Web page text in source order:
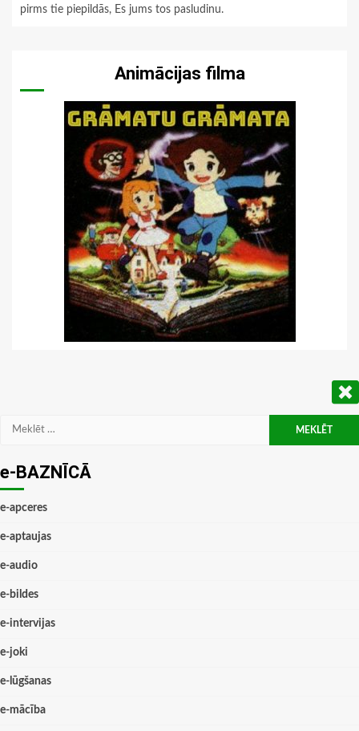
pirms tie piepildās, Es jums tos pasludinu.
Animācijas filma
Meklēt:
e-BAZNĪCĀ
e-apceres
e-aptaujas
e-audio
e-bildes
e-intervijas
e-joki
e-lūgšanas
e-mācība